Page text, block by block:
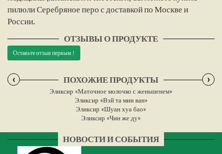
пилюли Серебряное перо с доставкой по Москве и
России.
ОТЗЫВЫ О ПРОДУКТЕ
Оставьте отзыв первым !
ПОХОЖИЕ ПРОДУКТЫ
‹ ›
Эликсир «Маточное молочко с женьшенем»
Эликсир «Вэй та мин ван»
Эликсир «Шуан хуа бао»
Эликсир «Чин же ду»
НОВОСТИ И СОБЫТИЯ